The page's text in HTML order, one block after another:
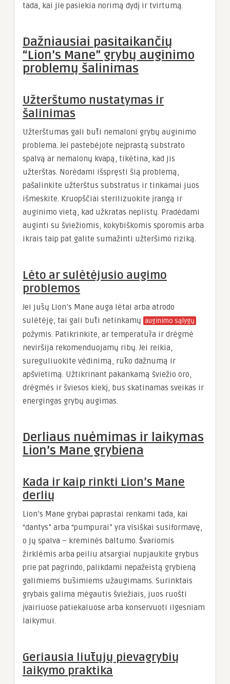
tada, kai jie pasiekia norimą dydį ir tvirtumą.
Dažniausiai pasitaikančių
“Lion’s Mane” grybų auginimo
problemų šalinimas
Užterštumo nustatymas ir
šalinimas
Užterštumas gali būti nemaloni grybų auginimo
problema. Jei pastebėjote neįprastą substrato
spalvą ar nemalonų kvapą, tikėtina, kad jis
užterštas. Norėdami išspręsti šią problemą,
pašalinkite užterštus substratus ir tinkamai juos
išmeskite. Kruopščiai sterilizuokite įrangą ir
auginimo vietą, kad užkratas neplistų. Pradėdami
auginti su šviežiomis, kokybiškomis sporomis arba
ikrais taip pat galite sumažinti užteršimo riziką.
Lėto ar sulėtėjusio augimo
problemos
Jei jūsų Lion’s Mane auga lėtai arba atrodo
sulėtėję, tai gali būti netinkamų auginimo sąlygų
požymis. Patikrinkite, ar temperatūra ir drėgmė
neviršija rekomenduojamų ribų. Jei reikia,
sureguliuokite vėdinimą, rūko dažnumą ir
apšvietimą. Užtikrinant pakankamą šviežio oro,
drėgmės ir šviesos kiekį, bus skatinamas sveikas ir
energingas grybų augimas.
Derliaus nuėmimas ir laikymas
Lion’s Mane grybiena
Kada ir kaip rinkti Lion’s Mane
derlių
Lion’s Mane grybai paprastai renkami tada, kai
“dantys” arba “pumpurai” yra visiškai susiformavę,
o jų spalva – kreminės baltumo. Švariomis
žirklėmis arba peiliu atsargiai nupjaukite grybus
prie pat pagrindo, palikdami nepažeistą grybieną
galimiems būsimiems užaugimams. Surinktais
grybais galima mėgautis šviežiais, juos ruošti
įvairiuose patiekaluose arba konservuoti ilgesniam
laikymui.
Geriausia liūtųjų pievagrybių
laikymo praktika